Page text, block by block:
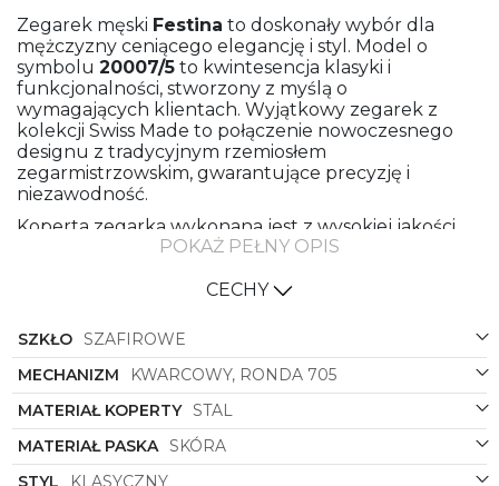
Zegarek męski Festina to doskonały wybór dla
mężczyzny ceniącego elegancję i styl. Model o
symbolu 20007/5 to kwintesencja klasyki i
funkcjonalności, stworzony z myślą o
wymagających klientach. Wyjątkowy zegarek z
kolekcji Swiss Made to połączenie nowoczesnego
designu z tradycyjnym rzemiosłem
zegarmistrzowskim, gwarantujące precyzję i
niezawodność.
Koperta zegarka wykonana jest z wysokiej jakości
stali, co zapewnia trwałość i solidność konstrukcji.
zegarek prezentuje się elegancko i ponadczasowo.
intensywnym, zielonym odcieniem paska zegarka,
wykonanego ze skóry najwyższej jakości. Połączenie
tych dwóch elementów nadaje zegarkowi
wyjątkowego charakteru i wyróżnia go na tle innych
akcesoriów.
Zielona tarcza zegarka, utrzymana w stonowanym
odcieniu, doskonale harmonizuje z resztą designu,
POKAŻ PEŁNY OPIS
CECHY
SZKŁO SZAFIROWE
MECHANIZM
KWARCOWY, RONDA 705
MATERIAŁ KOPERTY STAL
MATERIAŁ PASKA SKÓRA
STYL
KLASYCZNY